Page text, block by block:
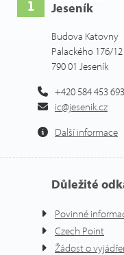
Jeseník
Budova Katovny
Palackého 176/12
790 01 Jeseník
+420 584 453 693
ic@jesenik.cz
Další informace
Důležité
Povinné
Czech Point
Žádost o